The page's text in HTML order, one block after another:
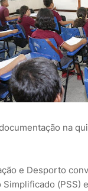
na
e Desporto
(PSS)